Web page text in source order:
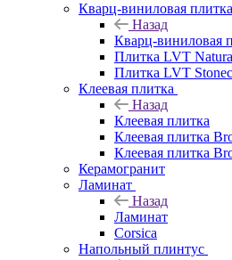
Кварц-виниловая
Назад
Кварц-виниловая
Плитка LVT
Плитка LVT
Клеевая плитка
Назад
Клеевая плитка
Клеевая плитка
Клеевая плитка
Керамогранит
Ламинат
Назад
Ламинат
Corsica
Напольный плинтус